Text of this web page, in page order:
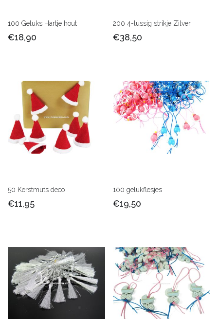
100 Geluks Hartje hout
€18,90
200 4-lussig strikje Zilver
€38,50
50 Kerstmuts deco
€11,95
100 gelukflesjes
€19,50